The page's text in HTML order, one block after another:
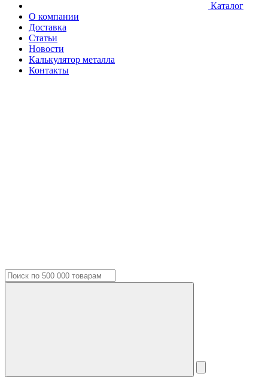
Каталог
О компании
Доставка
Статьи
Новости
Калькулятор металла
Контакты